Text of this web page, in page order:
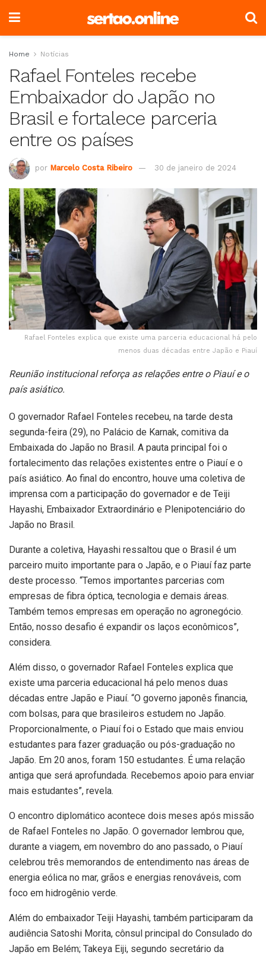
Home Notícias
Rafael Fonteles recebe
Embaixador do Japão no
Brasil e fortalece parceria
entre os países
por Marcelo Costa Ribeiro 30 de janeiro de 2024
Rafael Fonteles explica que existe uma parceria educacional há pelo
menos duas décadas entre Japão e Piauí
Reunião institucional reforça as relações entre o Piauí e o
país asiático.
O governador Rafael Fonteles recebeu, na tarde desta
segunda-feira (29), no Palácio de Karnak, comitiva da
Embaixada do Japão no Brasil. A pauta principal foi o
fortalecimento das relações existentes entre o Piauí e o
país asiático. Ao final do encontro, houve uma coletiva de
imprensa com a participação do governador e de Teiji
Hayashi, Embaixador Extraordinário e Plenipotenciário do
Japão no Brasil.
Durante a coletiva, Hayashi ressaltou que o Brasil é um
parceiro muito importante para o Japão, e o Piauí faz parte
deste processo. “Temos importantes parcerias com
empresas de fibra óptica, tecnologia e demais áreas.
Também temos empresas em operação no agronegócio.
Então, nosso desafio é expandir os laços econômicos”,
considera.
Além disso, o governador Rafael Fonteles explica que
existe uma parceria educacional há pelo menos duas
décadas entre Japão e Piauí. “O governo japonês financia,
com bolsas, para que brasileiros estudem no Japão.
Proporcionalmente, o Piauí foi o Estado que mais enviou
estudantes para fazer graduação ou pós-graduação no
Japão. Em 20 anos, foram 150 estudantes. É uma relação
antiga que será aprofundada. Recebemos apoio para enviar
mais estudantes”, revela.
O encontro diplomático acontece dois meses após missão
de Rafael Fonteles no Japão. O governador lembrou que,
durante a viagem, em novembro do ano passado, o Piauí
celebrou três memorandos de entendimento nas áreas de
energia eólica no mar, grãos e energias renováveis, com
foco em hidrogênio verde.
Além do embaixador Teiji Hayashi, também participaram da
audiência Satoshi Morita, cônsul principal do Consulado do
Japão em Belém; Takeya Eiji, segundo secretário da